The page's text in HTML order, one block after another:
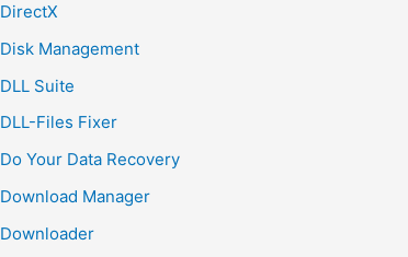
DirectX
Disk Management
DLL Suite
DLL-Files Fixer
Do Your Data Recovery
Download Manager
Downloader